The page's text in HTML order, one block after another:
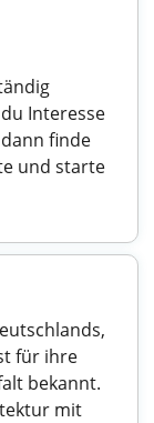
Interesse
finde
und starte
für ihre
bekannt.
mit